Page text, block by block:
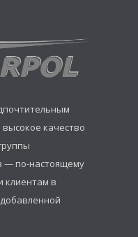
качество
— по-настоящему
клиентам в